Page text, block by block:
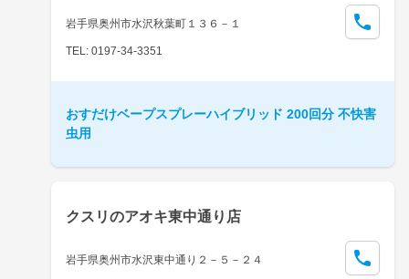
岩手県奥州市水沢秋葉町１３６－１
TEL: 0197-34-3351
おすだけベープスプレーハイブリッド 200回分 不快害
虫用
クスリのアオキ東中通り店
岩手県奥州市水沢東中通り２－５－２４